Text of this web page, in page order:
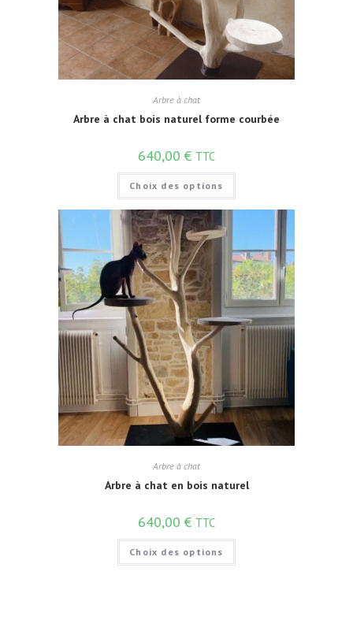
Arbre à chat
Arbre à chat bois naturel forme courbée
640,00 € TTC
Choix des options
Arbre à chat
Arbre à chat en bois naturel
640,00 € TTC
Choix des options